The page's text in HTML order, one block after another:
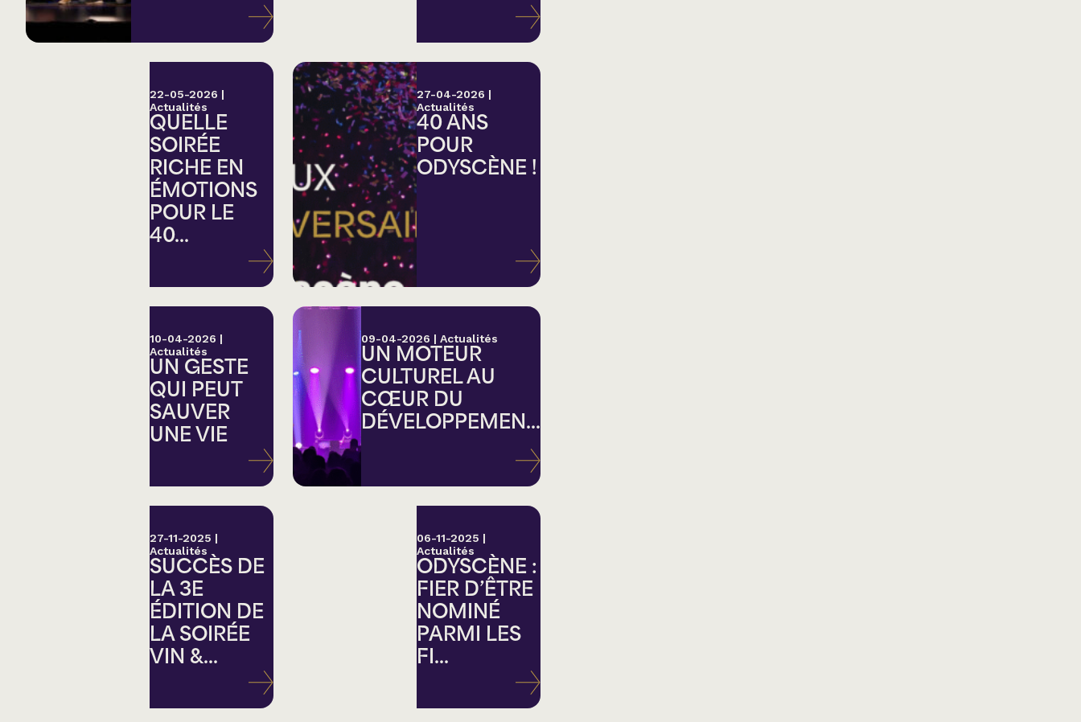
Hommage
Théâtre
Saison estivale
Apéro et perfo
Musique (Blues, folk,
traditionnelle)
Country
Famille
Spectacles en location
22-05-2026 |
Actualités
QUELLE
SOIRÉE
RICHE EN
ÉMOTIONS
POUR LE
40...
27-04-2026 |
Actualités
40 ANS
POUR
ODYSCÈNE !
10-04-2026 |
Actualités
UN GESTE
QUI PEUT
SAUVER
UNE VIE
09-04-2026 | Actualités
UN MOTEUR
CULTUREL AU
CŒUR DU
DÉVELOPPEMEN...
27-11-2025 |
Actualités
SUCCÈS DE
LA 3E
ÉDITION DE
LA SOIRÉE
VIN &...
06-11-2025 |
Actualités
ODYSCÈNE :
FIER D’ÊTRE
NOMINÉ
PARMI LES
FI...